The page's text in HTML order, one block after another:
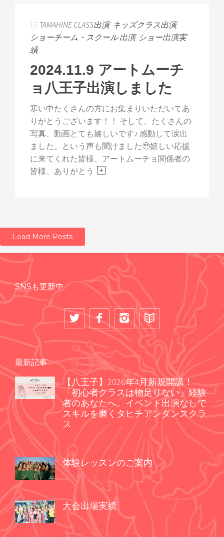
TAMAHINE CLASS出演, キッズクラス出演,
ショーチーム・スクール 出演, ショー出演実
績
2024.11.9 アートムーチ
ョ八王子出演しました
寒い中たくさんの方にお集まりいただいてあ
りがとうございます！！ そして、たくさんの
写真、動画とても嬉しいです♪ 感動して涙出
ました。という声も聞けました🥹嬉しい応援
に来てくれた皆様、アートムーチョ関係者の
皆様、ありがとう
Load More Posts
SNSも更新中
最新記事
【八王子】2026年4月新規開講！
「初心者クラスは物足りない」経験
者のあなたへ。イベント出演なしで
スキルを磨くタヒチアンダンスクラ
ス
体験レッスンのご案内
大会出場実績